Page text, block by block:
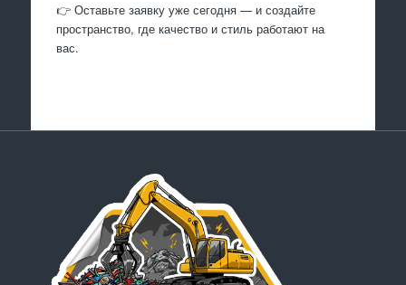
👉 Оставьте заявку уже сегодня — и создайте
пространство, где качество и стиль работают на
вас.